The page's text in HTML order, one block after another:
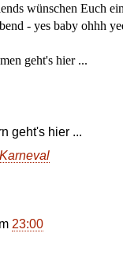
wünschen Euch
- yes baby ohhh
geht's hier ...
geht's hier ...
23:00